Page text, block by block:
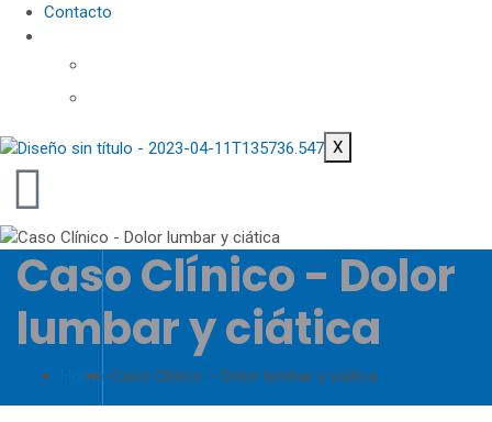
Contacto
X
Caso Clínico - Dolor
lumbar y ciática
Home-Caso Clínico – Dolor lumbar y ciática